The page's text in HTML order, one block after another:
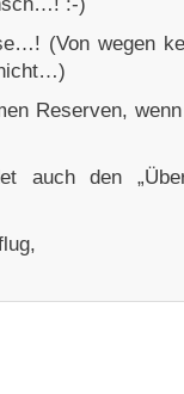
(Von wegen
Reserven,
auch den